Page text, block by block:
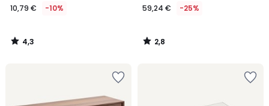
10,79 € -10%
4,3
/
59,24 € -25%
2,8
/